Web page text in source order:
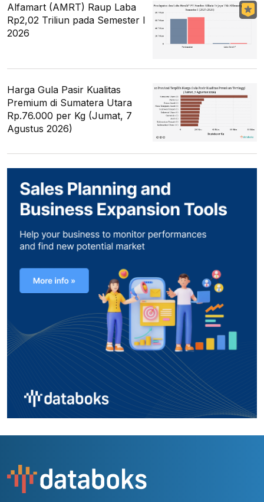
Alfamart (AMRT) Raup Laba
Rp2,02 Triliun pada Semester I
2026
Harga Gula Pasir Kualitas
Premium di Sumatera Utara
Rp.76.000 per Kg (Jumat, 7
Agustus 2026)